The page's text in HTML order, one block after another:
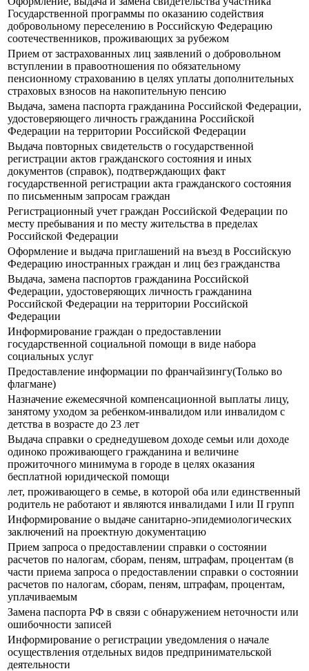
Государственной программы по оказанию содействия
добровольному переселению в Российскую Федерацию
соотечественников, проживающих за рубежом
Прием от застрахованных лиц заявлений о добровольном
вступлении в правоотношения по обязательному
пенсионному страхованию в целях уплаты дополнительных
страховых взносов на накопительную пенсию
Выдача, замена паспорта гражданина Российской Федерации,
удостоверяющего личность гражданина Российской
Федерации на территории Российской Федерации
Выдача повторных свидетельств о государственной
регистрации актов гражданского состояния и иных
документов (справок), подтверждающих факт
государственной регистрации акта гражданского состояния
по письменным запросам граждан
Регистрационный учет граждан Российской Федерации по
месту пребывания и по месту жительства в пределах
Российской Федерации
Оформление и выдача приглашений на въезд в Российскую
Федерацию иностранных граждан и лиц без гражданства
Выдача, замена паспортов гражданина Российской
Федерации, удостоверяющих личность гражданина
Российской Федерации на территории Российской
Федерации
Информирование граждан о предоставлении
государственной социальной помощи в виде набора
социальных услуг
Предоставление информации по франчайзингу(Только во
флагмане)
Назначение ежемесячной компенсационной выплаты лицу,
занятому уходом за ребенком-инвалидом или инвалидом с
детства в возрасте до 23 лет
Выдача справки о среднедушевом доходе семьи или доходе
одиноко проживающего гражданина и величине
прожиточного минимума в городе в целях оказания
бесплатной юридической помощи
лет, проживающего в семье, в которой оба или единственный
родитель не работают и являются инвалидами I или II групп
Информирование о выдаче санитарно-эпидемиологических
заключений на проектную документацию
Прием запроса о предоставлении справки о состоянии
расчетов по налогам, сборам, пеням, штрафам, процентам (в
части приема запроса о предоставлении справки о состоянии
расчетов по налогам, сборам, пеням, штрафам, процентам,
уплачиваемым
Замена паспорта РФ в связи с обнаружением неточности или
ошибочности записей
Информирование о регистрации уведомления о начале
осуществления отдельных видов предпринимательской
деятельности